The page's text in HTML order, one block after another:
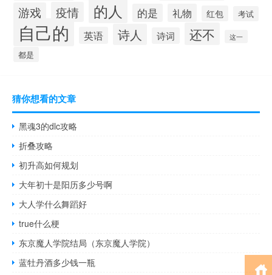
游戏 疫情 的人 的是 礼物 红包 考试
自己的 英语 诗人 诗词 还不 这一
都是
猜你想看的文章
黑魂3的dlc攻略
折叠攻略
初升高如何规划
大年初十是阳历多少号啊
大人学什么舞蹈好
true什么梗
东京魔人学院结局（东京魔人学院）
蓝牡丹酒多少钱一瓶